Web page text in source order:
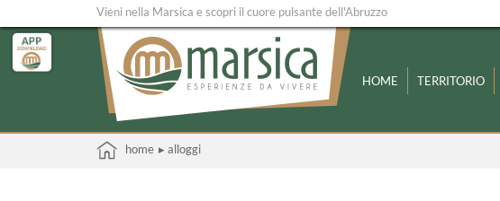
Vieni nella Marsica e scopri il cuore pulsante dell'Abruzzo
HOME TERRITORIO
home ▸ alloggi